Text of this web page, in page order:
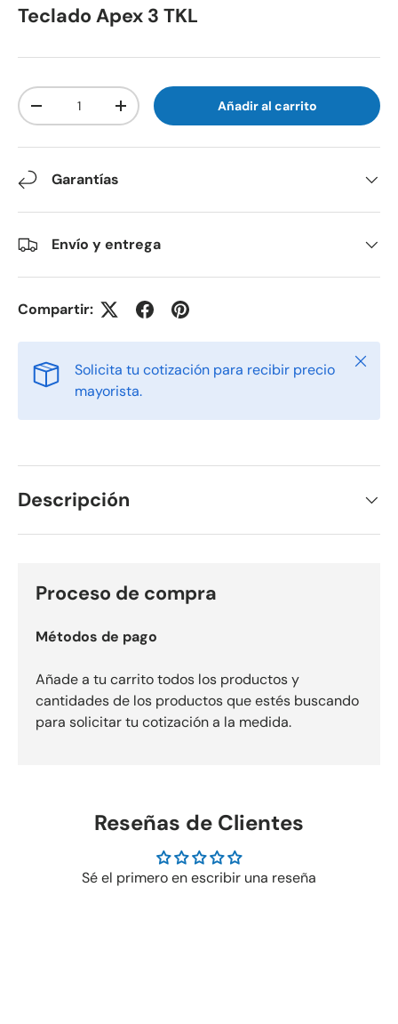
Teclado Apex 3 TKL
Cant.
-
+ Añadir al carrito
Garantías
Envío y entrega
Compartir:
Solicita tu cotización para recibir precio
mayorista.
Cerrar
Descripción
Proceso de compra
Métodos de pago
Añade a tu carrito todos los productos y
cantidades de los productos que estés buscando
para solicitar tu cotización a la medida.
Reseñas de Clientes
Sé el primero en escribir una reseña